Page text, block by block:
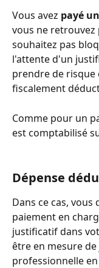
Vous avez payé
vous ne retrouvez
souhaitez pas
l'attente d'un
prendre de risque
fiscalement
Comme pour un
est comptabilisé
Dépense
Dans ce cas,
paiement en
justificatif dans
être en mesure
professionnelle